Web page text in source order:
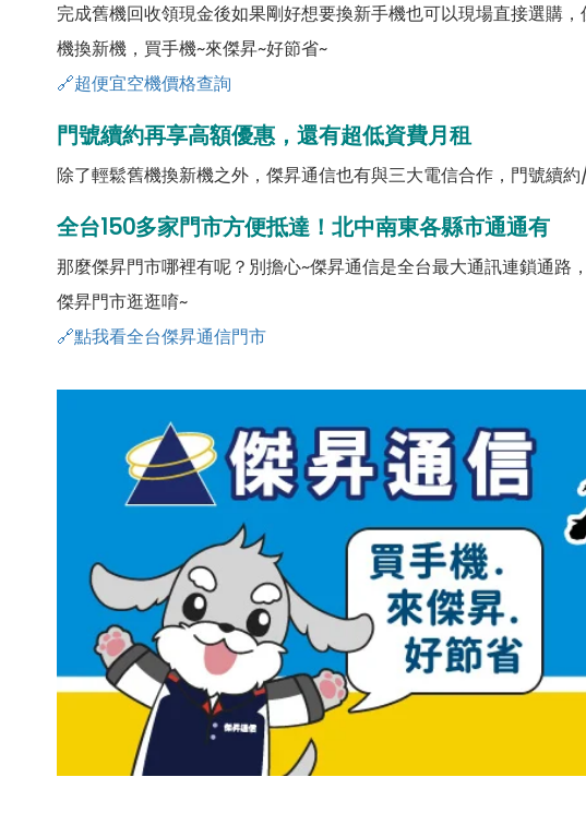
完成舊機回收領現金後如果剛好想要換新手機也可以現場直接選購
機換新機，買手機~來傑昇~好節省~
🔗超便宜空機價格查詢
門號續約再享高額優惠，還有超低資費月租
除了輕鬆舊機換新機之外，傑昇通信也有與三大電信合作，門號續
全台150多家門市方便抵達！北中南東各縣市通通有
那麼傑昇門市哪裡有呢？別擔心~傑昇通信是全台最大通訊連鎖通
傑昇門市逛逛唷~
🔗點我看全台傑昇通信門市